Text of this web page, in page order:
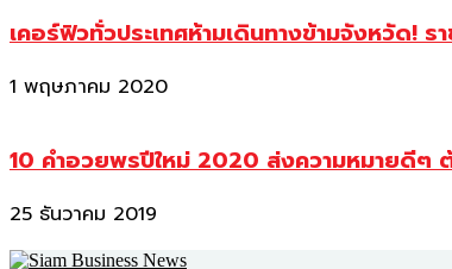
เคอร์ฟิวทั่วประเทศห้ามเดินทางข้ามจังหวัด! ร
1 พฤษภาคม 2020
10 คำอวยพรปีใหม่ 2020 ส่งความหมายดีๆ
25 ธันวาคม 2019